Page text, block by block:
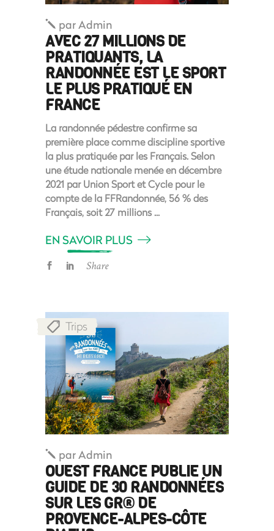
parAdmin
AVEC 27 MILLIONS DE
PRATIQUANTS, LA
RANDONNÉE EST LE SPORT
LE PLUS PRATIQUÉ EN
FRANCE
La randonnée pédestre confirme sa
première place comme discipline sportive
la plus pratiquée par les Français. Selon
une étude nationale menée en décembre
2021 par Union Sport et Cycle pour le
compte de la FFRandonnée, 56 % des
Français, soit 27 millions
EN SAVOIR PLUS
Share
Trips
par Admin
OUEST FRANCE PUBLIE UN
GUIDE DE 30 RANDONNÉES
SUR LES GR® DE
PROVENCE-ALPES-CÔTE